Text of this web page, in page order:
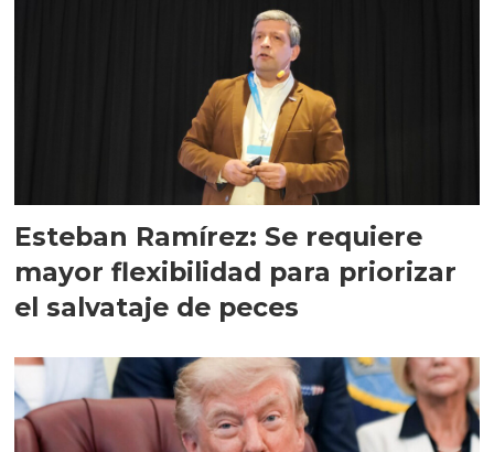
Esteban Ramírez: Se requiere
mayor flexibilidad para priorizar
el salvataje de peces